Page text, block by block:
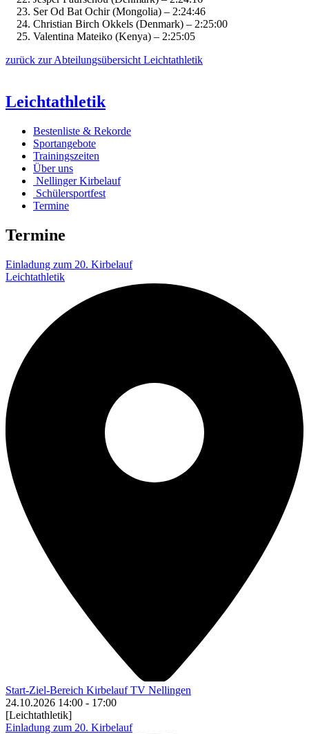
Ser Od Bat Ochir (Mongolia) – 2:24:46
Christian Birch Okkels (Denmark) – 2:25:00
Valentina Mateiko (Kenya) – 2:25:05
zurück zur Abteilungsübersicht Leichtathletik
Leichtathletik
Bestenliste & Rekorde
Sportangebote
Trainingszeiten
Über uns
Nellinger Kirbelauf
Schülersportfest
Termine
Termine
Einladung zum 20. Kirbelauf
Leichtathletik
Start-Ziel-Bereich Kirbelauf TV Nellingen
24.10.2026 14:00 - 17:00
[Leichtathletik]
Einladung zum 20. Kirbelauf